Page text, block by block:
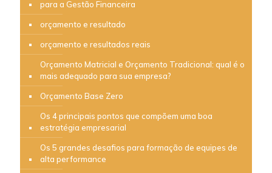
para a Gestão Financeira
orçamento e resultado
orçamento e resultados reais
Orçamento Matricial e Orçamento Tradicional: qual é o
mais adequado para sua empresa?
Orçamento Base Zero
Os 4 principais pontos que compõem uma boa
estratégia empresarial
Os 5 grandes desafios para formação de equipes de
alta performance